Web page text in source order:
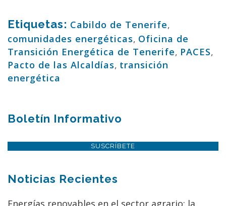
Etiquetas: Cabildo de Tenerife,
comunidades energéticas, Oficina de
Transición Energética de Tenerife, PACES,
Pacto de las Alcaldías, transición
energética
Boletín Informativo
SUSCRÍBETE
Noticias Recientes
Energías renovables en el sector agrario: la